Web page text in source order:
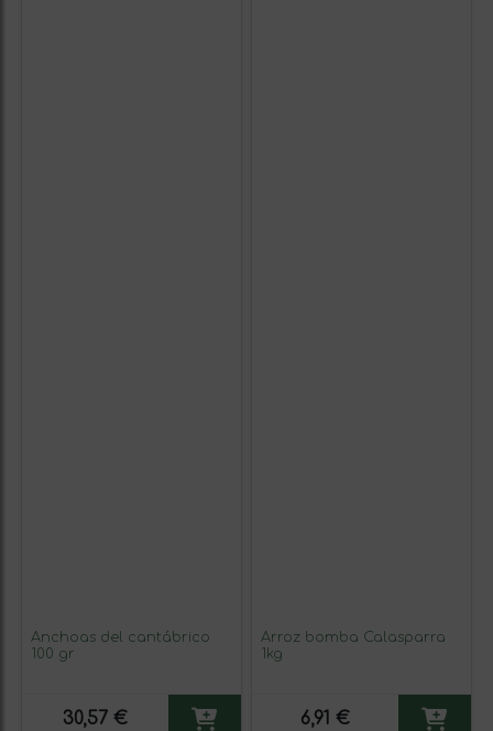
Anchoas del cantábrico
100 gr
30,57 €
Arroz bomba Calasparra
1kg
6,91 €